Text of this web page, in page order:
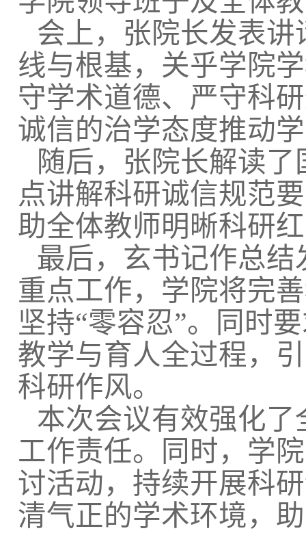
会上，张院长发表
线与根基，关乎学院
守学术道德、严守科
诚信的治学态度推动
随后，张院长解读
点讲解科研诚信规范
助全体教师明晰科研
最后，玄书记作总
重点工作，学院将完
坚持“零容忍”。同时
教学与育人全过程，
科研作风。
本次会议有效强化
工作责任。同时，学
讨活动，持续开展科
清气正的学术环境，